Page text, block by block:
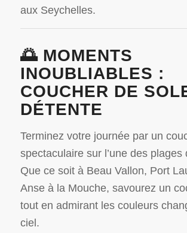
aux Seychelles.
🌅 MOMENTS
INOUBLIABLES :
COUCHER DE
DÉTENTE
Terminez votre journée par un
spectaculaire sur l’une des plages
Que ce soit à Beau Vallon, Port
Anse à la Mouche, savourez un
tout en admirant les couleurs
ciel.